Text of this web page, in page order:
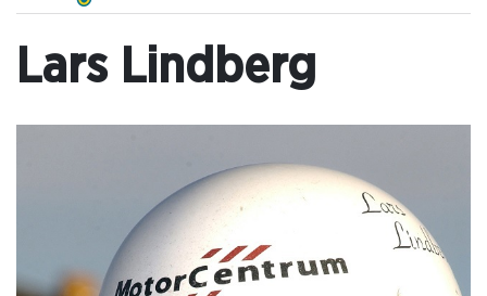
Lars Lindberg